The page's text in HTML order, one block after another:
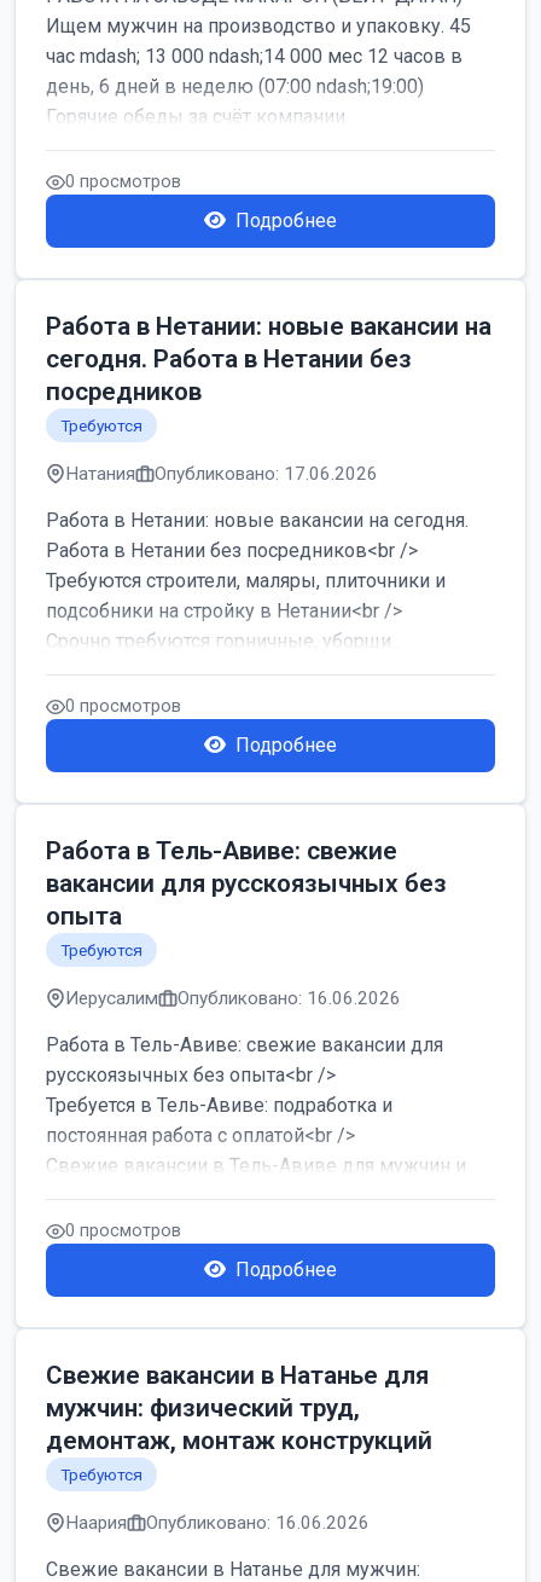
Ищем мужчин на производство и упаковку. 45
час mdash; 13 000 ndash;14 000 мес 12 часов в
день, 6 дней в неделю (07:00 ndash;19:00)
Горячие обеды за счёт компании ...
0 просмотров
Подробнее
Работа в Нетании: новые вакансии на
сегодня. Работа в Нетании без
посредников
Требуются
Натания Опубликовано: 17.06.2026
Работа в Нетании: новые вакансии на сегодня.
Работа в Нетании без посредников<br />
Требуются строители, маляры, плиточники и
подсобники на стройку в Нетании<br />
Срочно требуются горничные, уборщи...
0 просмотров
Подробнее
Работа в Тель-Авиве: свежие
вакансии для русскоязычных без
опыта
Требуются
Иерусалим Опубликовано: 16.06.2026
Работа в Тель-Авиве: свежие вакансии для
русскоязычных без опыта<br />
Требуется в Тель-Авиве: подработка и
постоянная работа с оплатой<br />
Свежие вакансии в Тель-Авиве для мужчин и
женщин от хозя...
0 просмотров
Подробнее
Свежие вакансии в Натанье для
мужчин: физический труд,
демонтаж, монтаж конструкций
Требуются
Наария Опубликовано: 16.06.2026
Свежие вакансии в Натанье для мужчин: